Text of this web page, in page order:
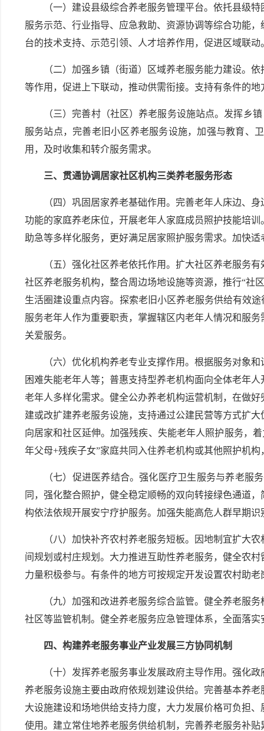
（一）建设县级综合养老服务管理平台。依托县级
服务示范、行业指导、应急救助、资源协调等综合功能
台的技术支持、示范引领、人才培养作用，促进区域联动
（二）加强乡镇（街道）区域养老服务能力建设。
等作用，促进上下联动，推动供需衔接。支持有条件的
（三）完善村（社区）养老服务设施站点。发挥乡
服务站点，完善老旧小区养老服务设施，加强与教育、
用，及时收集和转介服务需求。
三、贯通协调居家社区机构三类养老服务形态
（四）巩固居家养老基础作用。完善老年人床边、
功能的家庭养老床位，开展老年人家庭成员照护技能培
助急等多样化服务，更好满足居家照护服务需求。加快
（五）强化社区养老依托作用。扩大社区养老服务
社区养老服务机构，整合周边场地设施等资源，推行“社
生活圈建设重点内容。探索老旧小区养老服务供给有效
服务老年人作为重要职责，掌握辖区内老年人情况和服
关爱服务。
（六）优化机构养老专业支撑作用。根据服务对象
困难失能老年人等；普惠支持型养老机构面向全体老年
老年人多样化需求。健全公办养老机构运营机制，在做
建或改扩建养老服务设施，支持通过公建民营等方式扩
向居家和社区延伸。加强残疾、失能老年人照护服务，
年父母+残疾子女”家庭共同入住养老机构或其他照护机
（七）促进医养结合。强化医疗卫生服务与养老
同，强化整合照护，健全稳定顺畅的双向转接绿色通道
构依法依规开展安宁疗护服务。加强失能高危人群早期
（八）加快补齐农村养老服务短板。因地制宜扩大
间规划或村庄规划。大力推进互助性养老服务，健全农
力量积极参与。有条件的地方可按规定开发设置农村助
（九）加强和改进养老服务综合监管。健全养老服
社区等监管机制。健全养老服务应急管理体系，全面落
四、构建养老服务事业产业发展三方协同机制
（十）发挥养老服务事业发展政府主导作用。强化
养老服务设施主要由政府依规划建设供给。完善基本养
大设施建设和场地供给支持力度，大力发展价格可负担
使用。建立常住地养老服务供给机制，完善养老服务补